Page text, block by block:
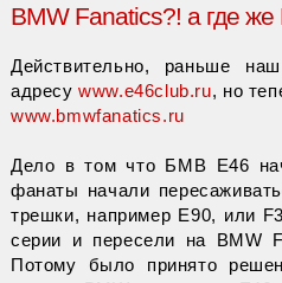
BMW Fanatics?! а где же
Действительно, раньше
адресуwww.e46club.ru, но
www.bmwfanatics.ru
Дело в том что БМВ Е46
фанаты начали
трешки, например Е90, или
серии и пересели на BMW
Потому было принято